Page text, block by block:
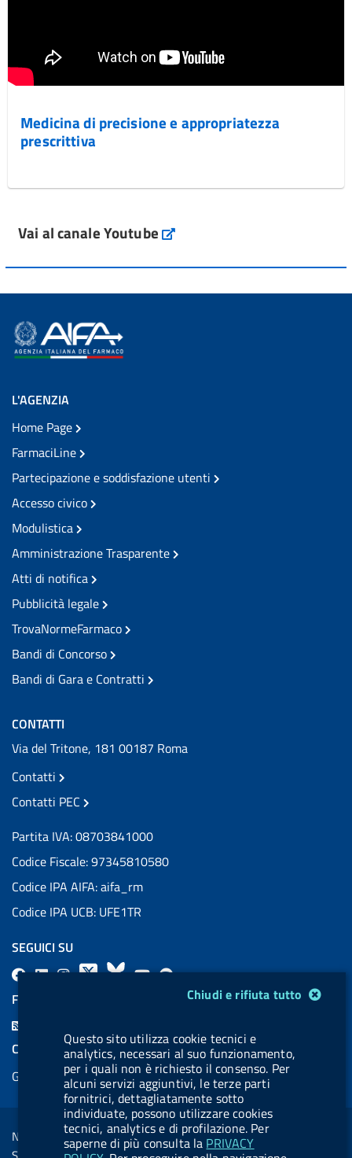
Medicina di precisione e appropriatezza
prescrittiva
Vai al canale Youtube
Chiudi e rifiuta tutto
Questo sito utilizza cookie tecnici e
analytics, necessari al suo funzionamento,
per i quali non è richiesto il consenso. Per
alcuni servizi aggiuntivi, le terze parti
fornitrici, dettagliatamente sotto
individuate, possono utilizzare cookies
tecnici, analytics e di profilazione. Per
saperne di più consulta la PRIVACY
L'AGENZIA
Home Page
FarmaciLine
Partecipazione e soddisfazione utenti
Accesso civico
Modulistica
Amministrazione Trasparente
Atti di notifica
Pubblicità legale
TrovaNormeFarmaco
Bandi di Concorso
Bandi di Gara e Contratti
CONTATTI
Via del Tritone, 181 00187 Roma
Contatti
Contatti PEC
Partita IVA: 08703841000
Codice Fiscale: 97345810580
Codice IPA AIFA: aifa_rm
Codice IPA UCB: UFE1TR
SEGUICI SU
F
L
l
e
l
.
b
u
t
X
B
e
s
k
y
Y
t
u
b
e
l
e
l
.
b
u
t
FEED RSS
COOKIES
Gestione cookie
Sezione Link Utili
Note legali